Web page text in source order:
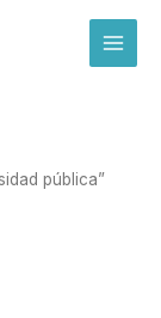
pública”